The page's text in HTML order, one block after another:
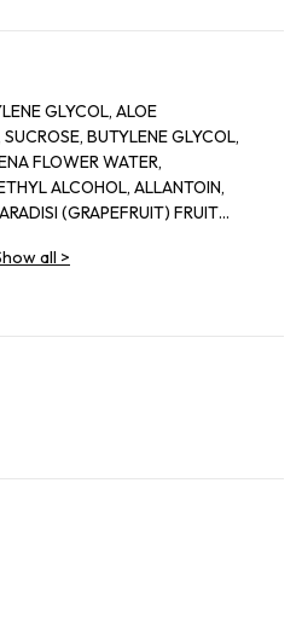
GLYCOL, ALOE
BUTYLENE GLYCOL,
FLOWER WATER,
ALCOHOL, ALLANTOIN,
(GRAPEFRUIT) FRUIT
SODIUM BENZOATE, LAPSANA
all >